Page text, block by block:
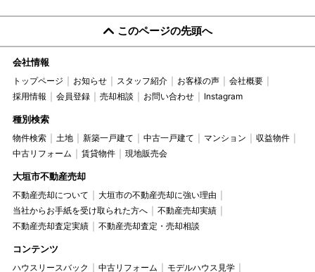
このページの先頭へ
会社情報
トップページ お知らせ スタッフ紹介 お客様の声
会社概要
採用情報
会員登録 売却相談 お問い合わせ Instagram
種別検索
物件検索 土地 新築一戸建て 中古一戸建て マンション
収益物件
中古リフォーム
賃貸物件 現地販売会
大垣市不動産売却
不動産売却について
大垣市の不動産売却に強い理由
当社からお手紙を受け取られた方へ
不動産売却実績
不動産売却査定実績
不動産売却査定・売却相談
コンテンツ
ハウスリースバック 中古リフォーム
モデルハウス見学